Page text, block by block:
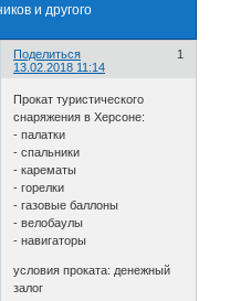
и другого
Поделиться
1
13.02.2018 11:14
Прокат туристического
снаряжения в Херсоне:
- палатки
- спальники
- карематы
- горелки
- газовые баллоны
- велобаулы
- навигаторы
условия проката: денежный
залог